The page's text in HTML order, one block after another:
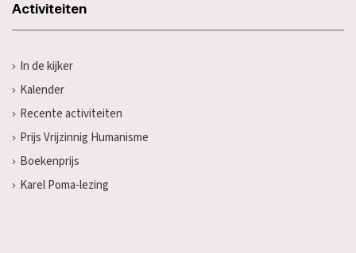
Activiteiten
In de kijker
Kalender
Recente activiteiten
Prijs Vrijzinnig Humanisme
Boekenprijs
Karel Poma-lezing